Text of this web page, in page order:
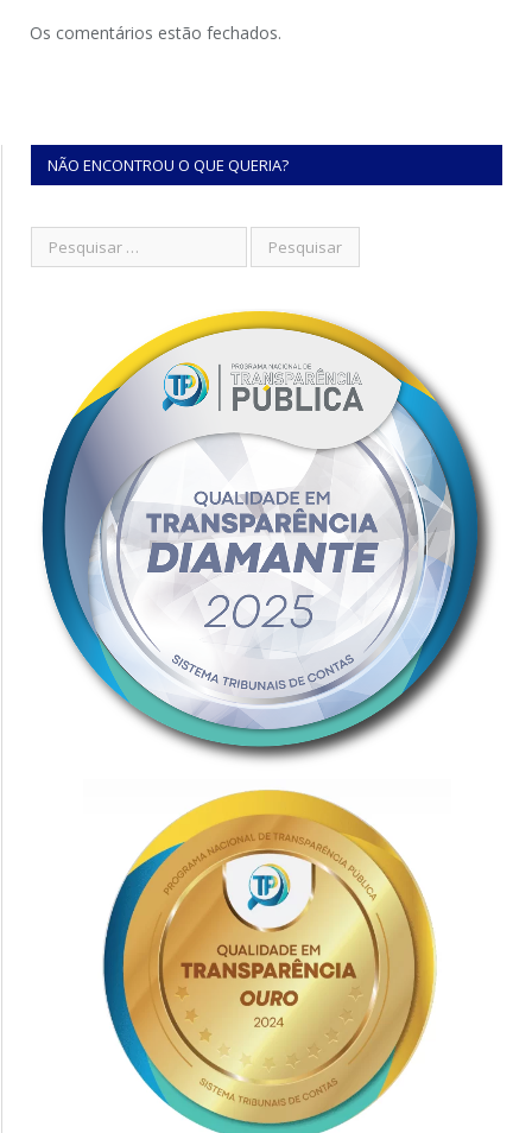
Os comentários estão fechados.
NÃO ENCONTROU O QUE QUERIA?